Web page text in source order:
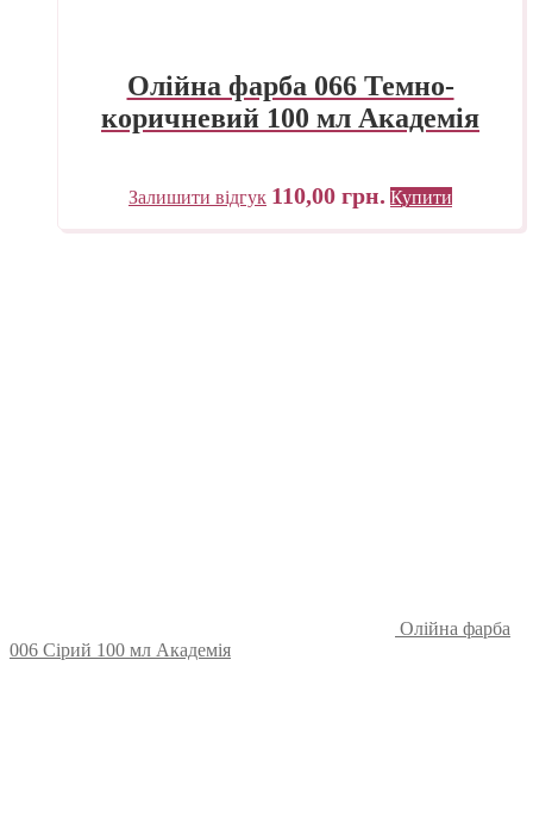
Олійна фарба 066 Темно-
коричневий 100 мл Академія
Залишити відгук 110,00 грн. Купити
Олійна фарба
006 Сірий 100 мл Академія